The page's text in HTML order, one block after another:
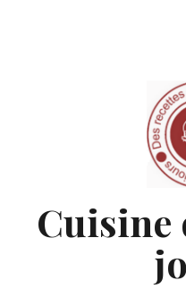
Cuisine